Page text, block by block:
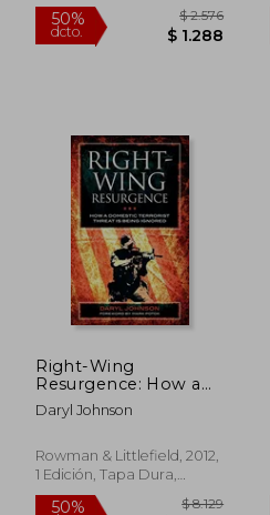
Right-Wing
Resurgence: How a
Domestic Terrorist
Threat is Being
Daryl Johnson
Rowman & Littlefield, 2012,
1 Edición, Tapa Dura,
Nuevo